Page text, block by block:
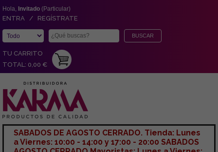
Hola, Invitado (Particular)
ENTRA / REGÍSTRATE
TU CARRITO
TOTAL: 0,00 €
SABADOS DE AGOSTO CERRADO. Tienda: Lunes
a Viernes: 10:00 - 14:00 y 17:00 - 20:00 SABADOS